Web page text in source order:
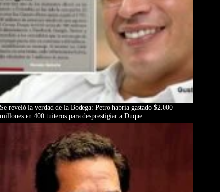
Se reveló la verdad de la Bodega: Petro habría gastado $2.000
millones en 400 tuiteros para desprestigiar a Duque